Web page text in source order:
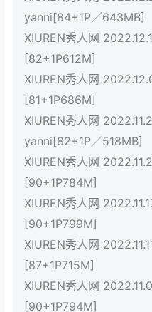
yanni[84+1P／643MB]
XIUREN秀人网
[82+1P612M]
XIUREN秀人网
[81+1P686M]
XIUREN秀人网
yanni[82+1P／518MB]
XIUREN秀人网
[90+1P784M]
XIUREN秀人网
[90+1P799M]
XIUREN秀人网
[87+1P715M]
XIUREN秀人网
[90+1P794M]